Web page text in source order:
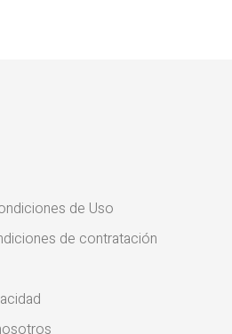
de Uso
de contratación